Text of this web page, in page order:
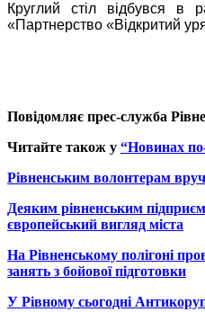
Круглий стіл відбувся в
«Партнерство «Відкритий
Повідомляє прес-служба
Читайте також у “Новинах
Рівненським волонтерам
Деяким рівненським
європейський вигляд міста
На Рівненському полігоні
занять з бойової підготовки
У Рівному сьогодні